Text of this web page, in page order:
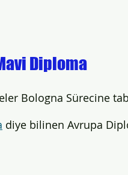
Diploma
Bologna Sürecine
diye bilinen Avrupa